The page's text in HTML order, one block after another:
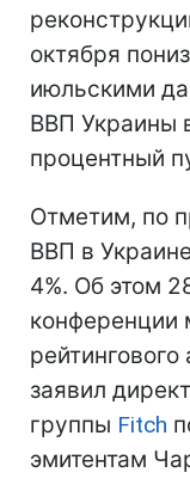
октября
июльскими
ВВП Украины
процентный
Отметим, по
ВВП в
4%. Об этом
конференции
рейтингового
заявил
группы Fitch
эмитентам